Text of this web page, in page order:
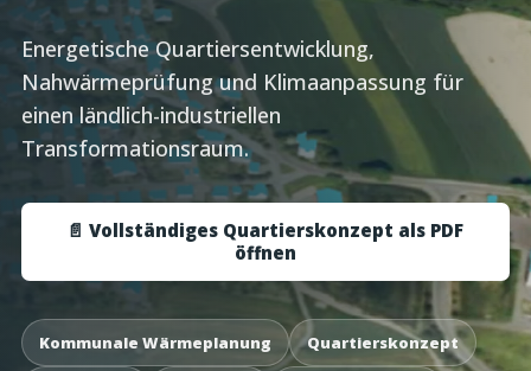
Energetische Quartiersentwicklung,
Nahwärmeprüfung und Klimaanpassung für
einen ländlich-industriellen
Transformationsraum.
📄 Vollständiges Quartierskonzept als PDF
öffnen
Kommunale Wärmeplanung Quartierskonzept